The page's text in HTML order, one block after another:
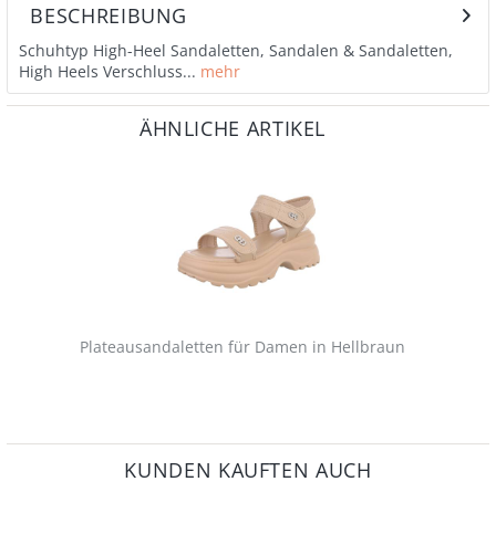
BESCHREIBUNG
Schuhtyp High-Heel Sandaletten, Sandalen & Sandaletten,
High Heels Verschluss... mehr
ÄHNLICHE ARTIKEL
Plateausandaletten für Damen in Hellbraun
KUNDEN KAUFTEN AUCH